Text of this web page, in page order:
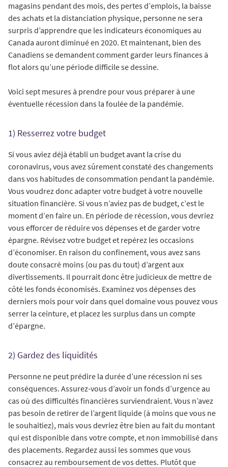
magasins pendant des mois, des pertes d’emplois, la baisse
des achats et la distanciation physique, personne ne sera
surpris d’apprendre que les indicateurs économiques au
Canada auront diminué en 2020. Et maintenant, bien des
Canadiens se demandent comment garder leurs finances à
flot alors qu’une période difficile se dessine.
Voici sept mesures à prendre pour vous préparer à une
éventuelle récession dans la foulée de la pandémie.
1) Resserrez votre budget
Si vous aviez déjà établi un budget avant la crise du
coronavirus, vous avez sûrement constaté des changements
dans vos habitudes de consommation pendant la pandémie.
Vous voudrez donc adapter votre budget à votre nouvelle
situation financière. Si vous n’aviez pas de budget, c’est le
moment d’en faire un. En période de récession, vous devriez
vous efforcer de réduire vos dépenses et de garder votre
épargne. Révisez votre budget et repérez les occasions
d’économiser. En raison du confinement, vous avez sans
doute consacré moins (ou pas du tout) d’argent aux
divertissements. Il pourrait donc être judicieux de mettre de
côté les fonds économisés. Examinez vos dépenses des
derniers mois pour voir dans quel domaine vous pouvez vous
serrer la ceinture, et placez les surplus dans un compte
d’épargne.
2) Gardez des liquidités
Personne ne peut prédire la durée d’une récession ni ses
conséquences. Assurez-vous d’avoir un fonds d’urgence au
cas où des difficultés financières surviendraient. Vous n’avez
pas besoin de retirer de l’argent liquide (à moins que vous ne
le souhaitiez), mais vous devriez être bien au fait du montant
qui est disponible dans votre compte, et non immobilisé dans
des placements. Regardez aussi les sommes que vous
consacrez au remboursement de vos dettes. Plutôt que